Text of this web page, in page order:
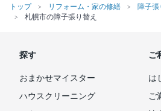
トップ リフォーム・家の修繕 障子張
札幌市の障子張り替え
探す
おまかせマイスター
ハウスクリーニング
ご
は
ご